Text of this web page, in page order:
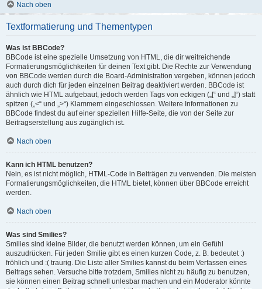
Nach oben
Textformatierung und Thementypen
Was ist BBCode?
BBCode ist eine spezielle Umsetzung von HTML, die dir weitreichende
Formatierungsmöglichkeiten für deinen Text gibt. Die Rechte zur Verwendung
von BBCode werden durch die Board-Administration vergeben, können jedoch
auch durch dich für jeden einzelnen Beitrag deaktiviert werden. BBCode ist
ähnlich wie HTML aufgebaut, jedoch werden Tags von eckigen („[“ und „]“) statt
spitzen („<“ und „>“) Klammern eingeschlossen. Weitere Informationen zu
BBCode findest du auf einer speziellen Hilfe-Seite, die von der Seite zur
Beitragserstellung aus zugänglich ist.
Nach oben
Kann ich HTML benutzen?
Nein, es ist nicht möglich, HTML-Code in Beiträgen zu verwenden. Die meisten
Formatierungsmöglichkeiten, die HTML bietet, können über BBCode erreicht
werden.
Nach oben
Was sind Smilies?
Smilies sind kleine Bilder, die benutzt werden können, um ein Gefühl
auszudrücken. Für jeden Smilie gibt es einen kurzen Code, z. B. bedeutet :)
fröhlich und :( traurig. Die Liste aller Smilies kannst du beim Verfassen eines
Beitrags sehen. Versuche bitte trotzdem, Smilies nicht zu häufig zu benutzen,
sie können einen Beitrag schnell unlesbar machen und ein Moderator könnte